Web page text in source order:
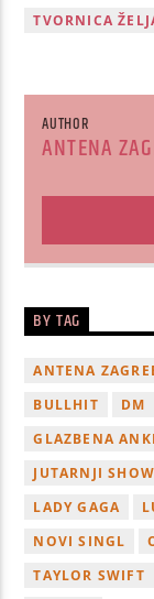
TVORNICA
AUTHOR
ANTENA
BY TAG
ANTENA
BULLHIT
DM
GLAZBENA
JUTARNJI SHOW
LADY GAGA
NOVI SINGL
TAYLOR SWIFT